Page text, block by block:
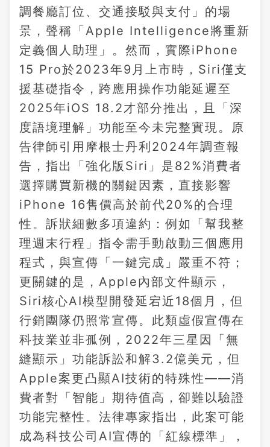
調餐廳訂位、交通接駁與支付」的場
景，聲稱「Apple Intelligence將重新
定義個人助理」。然而，實際iPhone
15 Pro於2023年9月上市時，Siri僅支
援基礎指令，跨應用操作功能延遲至
2025年iOS 18.2才部分推出，且「深
度語境理解」功能至今未完整實現。原
告律師引用摩根士丹利2024年調查報
告，指出「強化版Siri」是82%消費者
選擇購買新機的關鍵因素，直接影響
iPhone 16售價高於前代20%的合理
性。訴狀細數多項違約：例如「幫我整
理週末行程」指令需手動啟動三個應用
程式，與宣傳「一鍵完成」嚴重不符；
更關鍵的是，Apple內部文件顯示，
Siri核心AI模型開發延宕近18個月，但
行銷團隊仍照常宣傳。此類虛假宣傳在
科技業並非孤例，2022年三星因「無
縫顯示」功能訴訟和解3.2億美元，但
Apple案更凸顯AI技術的特殊性——消
費者對「智能」期待值高，卻難以驗證
功能完整性。法律專家指出，此案可能
成為科技公司AI宣傳的「紅線標準」，